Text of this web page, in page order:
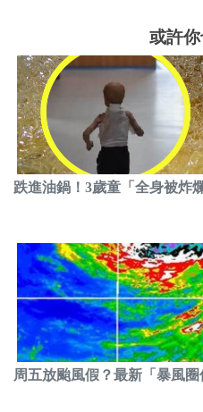
或許
跌進油鍋！3歲童「全身被
周五放颱風假？最新「暴風